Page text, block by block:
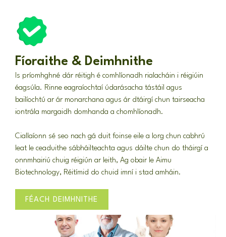
Fíoraithe & Deimhnithe
Is príomhghné dár réitigh é comhlíonadh rialacháin i réigiúin
éagsúla. Rinne eagraíochtaí údarásacha tástáil agus
bailíochtú ar ár monarchana agus ár dtáirgí chun tairseacha
iontrála margaidh domhanda a chomhlíonadh.
Ciallaíonn sé seo nach gá duit foinse eile a lorg chun cabhrú
leat le ceaduithe sábháilteachta agus dáilte chun do tháirgí a
onnmhairiú chuig réigiún ar leith, Ag obair le Aimu
Biotechnology, Réitímid do chuid imní i stad amháin.
FÉACH DEIMHNITHE